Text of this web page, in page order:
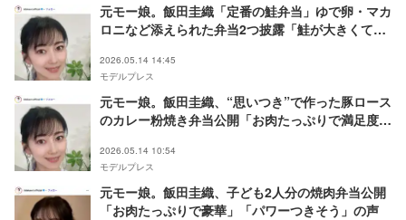
元モー娘。飯田圭織「定番の鮭弁当」ゆで卵・マカ
ロニなど添えられた弁当2つ披露「鮭が大きくてび
2026.05.14 14:45
モデルプレス
元モー娘。飯田圭織、“思いつき”で作った豚ロース
のカレー粉焼き弁当公開「お肉たっぷりで満足度高
2026.05.14 10:54
モデルプレス
元モー娘。飯田圭織、子ども2人分の焼肉弁当公開
「お肉たっぷりで豪華」「パワーつきそう」の声